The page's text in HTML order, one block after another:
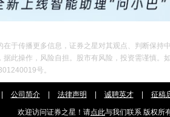
于传播更多信息，证券之星对其观点、判断保
此操作，风险自担。股市有风险，投资需谨慎
号。
公司简介 法律声明 诚聘英才 征稿
欢迎访问证券之星！请点此与我们联系 版权所